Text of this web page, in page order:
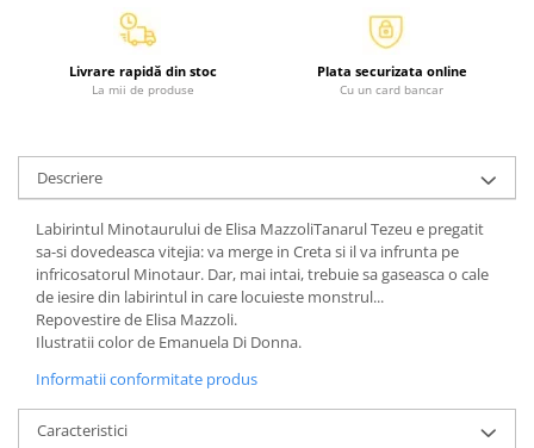
Atlase, dictionare si enciclopedii
Dictionare de limba romana
Diete si fitness
Diete si alimentatie sanatoasa
Fitness si frumusete
Diverse
Diverse
Feng Shui
Drept
Livrare rapidă din stoc
La mii de produse
Plata securizata online
Cu un card bancar
Descriere
Labirintul Minotaurului de Elisa MazzoliTanarul Tezeu e pregatit
sa-si dovedeasca vitejia: va merge in Creta si il va infrunta pe
infricosatorul Minotaur. Dar, mai intai, trebuie sa gaseasca o cale
de iesire din labirintul in care locuieste monstrul...
Repovestire de Elisa Mazzoli.
Ilustratii color de Emanuela Di Donna.
Informatii conformitate produs
Caracteristici